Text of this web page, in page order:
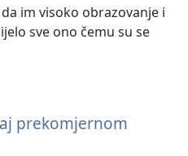
im visoko obrazovanje i
sve ono čemu su se
prekomjernom